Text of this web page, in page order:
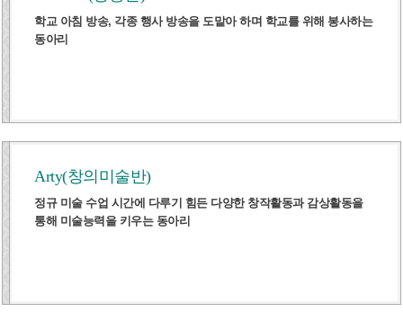
학교 아침 방송, 각종 행사 방송을 도맡아 하며 학교를 위해 봉사하는
동아리
Arty(창의미술반)
정규 미술 수업 시간에 다루기 힘든 다양한 창작활동과 감상활동을
통해 미술능력을 키우는 동아리